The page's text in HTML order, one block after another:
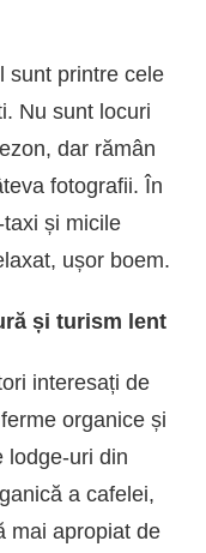
sunt printre cele
Nu sunt locuri
dar rămân
fotografii. În
și micile
ușor boem.
și turism lent
interesați de
organice și
lodge-uri din
a cafelei,
mai apropiat de